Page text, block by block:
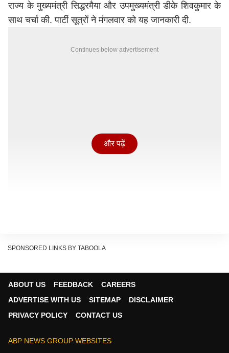
राज्य के मुख्यमंत्री सिद्धरमैया और उपमुख्यमंत्री डीके शिवकुमार के
साथ चर्चा की. पार्टी सूत्रों ने मंगलवार को यह जानकारी दी.
Continues below advertisement
बता दिया किस दिन होगा सबसे बड़ा हमला
और पढ़ें
SPONSORED LINKS BY TABOOLA
ABOUT US FEEDBACK
CAREERS
ADVERTISE WITH US
SITEMAP
DISCLAIMER
PRIVACY POLICY
CONTACT US
ABP NEWS GROUP WEBSITES